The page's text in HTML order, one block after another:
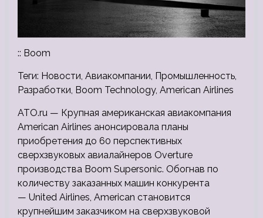
:: Boom
Теги: Новости, Авиакомпании, Промышленность,
Разработки, Boom Technology, American Airlines
ATO.ru — Крупная американская авиакомпания
American Airlines анонсировала планы
приобретения до 60 перспективных
сверхзвуковых авиалайнеров Overture
производства Boom Supersonic. Обогнав по
количеству заказанных машин конкурента
— United Airlines, American становится
крупнейшим заказчиком на сверхзвуковой